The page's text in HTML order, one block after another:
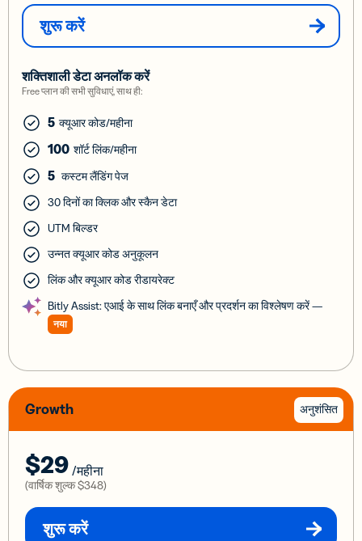
शुरू करें
शक्तिशाली डेटा अनलॉक करें
Free प्लान की सभी सुविधाएं, साथ ही:
5 क्यूआर कोड/महीना
100 शॉर्ट लिंक/महीना
5 कस्टम लैंडिंग पेज
30 दिनों का क्लिक और स्कैन डेटा
UTM बिल्डर
उन्नत क्यूआर कोड अनुकूलन
लिंक और क्यूआर कोड रीडायरेक्ट
Bitly Assist: एआई के साथ लिंक बनाएँ और प्रदर्शन का विश्लेषण करें —
नया
अनुशंसित
Growth
$29 /महीना
(वार्षिक शुल्क$348)
शुरू करें